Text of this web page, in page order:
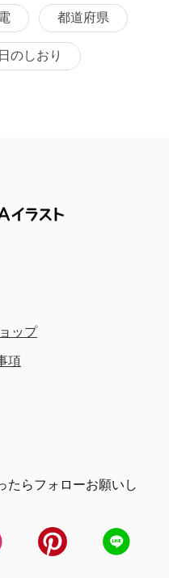
都道府県
のしおり
ップ
項
たらフォローお願いし